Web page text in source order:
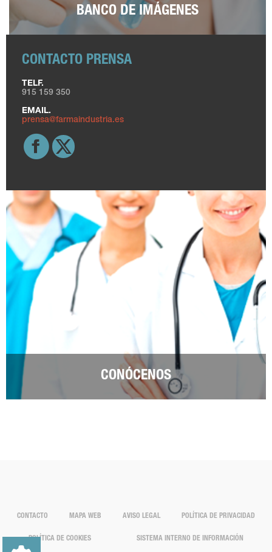
BANCO DE IMÁGENES
CONTACTO PRENSA
TELF.
915 159 350
EMAIL.
prensa@farmaindustria.es
CONÓCENOS
CONTACTO MAPA WEB AVISO LEGAL POLÍTICA DE PRIVACIDAD
POLÍTICA DE COOKIES SISTEMA INTERNO DE INFORMACIÓN